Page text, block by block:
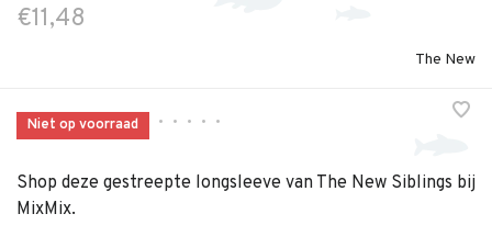
€11,48
The New
Niet op voorraad • • • • •
Shop deze gestreepte longsleeve van The New Siblings bij
MixMix.